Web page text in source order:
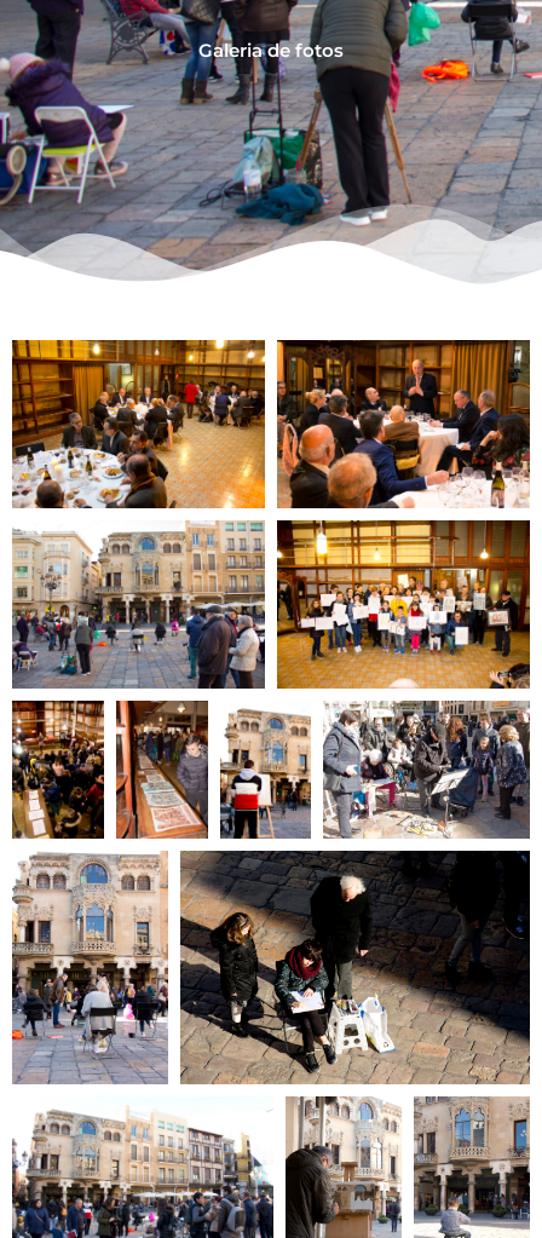
Galeria de fotos